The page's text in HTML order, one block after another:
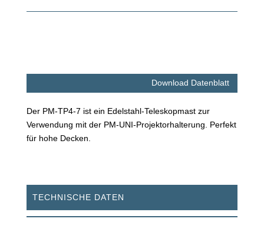
Download Datenblatt
Der PM-TP4-7 ist ein Edelstahl-Teleskopmast zur
Verwendung mit der PM-UNI-Projektorhalterung. Perfekt
für hohe Decken.
TECHNISCHE DATEN